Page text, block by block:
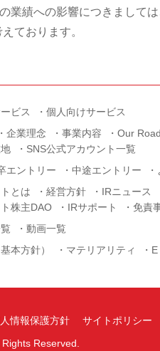
業績への影響につきましては
ております。
ビス
個人向けサービス
企業理念 事業内容 Our
SNS公式アカウント一覧
エントリー 中途エントリー
とは 経営方針 IRニュース
株主DAO
IRサポート 免責
動画一覧
本方針） マテリアリティ
情報保護方針 サイトポリシー
Reserved.